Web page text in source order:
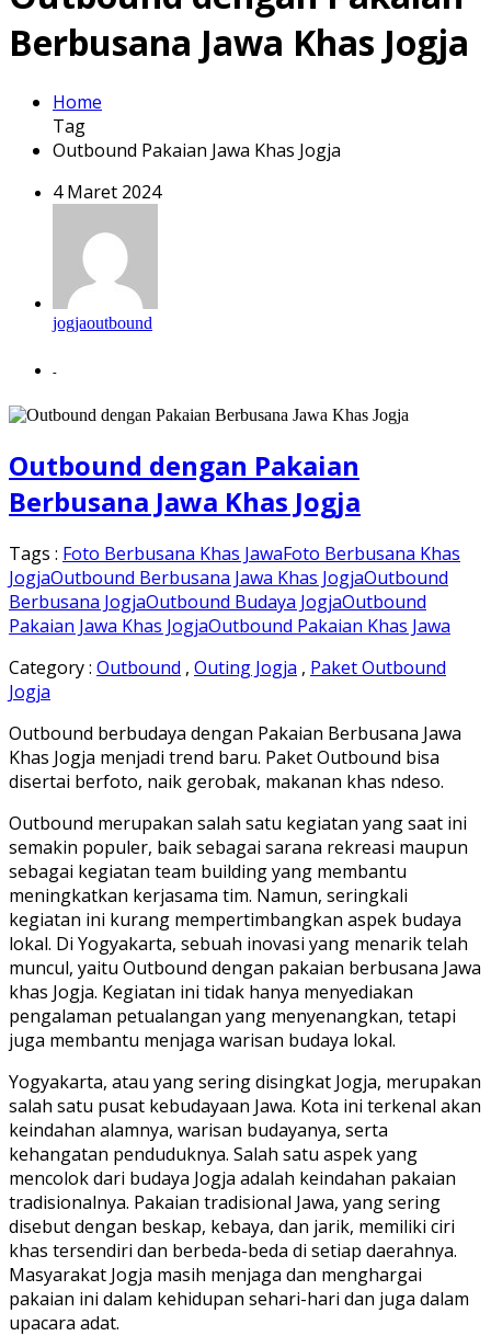
Berbusana Jawa Khas Jogja
Home
Tag
Outbound Pakaian Jawa Khas Jogja
4 Maret 2024
jogjaoutbound
-
Outbound dengan Pakaian
Berbusana Jawa Khas Jogja
Tags : Foto Berbusana Khas JawaFoto Berbusana Khas
JogjaOutbound Berbusana Jawa Khas JogjaOutbound
Berbusana JogjaOutbound Budaya JogjaOutbound
Pakaian Jawa Khas JogjaOutbound Pakaian Khas Jawa
Category : Outbound , Outing Jogja , Paket Outbound
Jogja
Outbound berbudaya dengan Pakaian Berbusana Jawa
Khas Jogja menjadi trend baru. Paket Outbound bisa
disertai berfoto, naik gerobak, makanan khas ndeso.
Outbound merupakan salah satu kegiatan yang saat ini
semakin populer, baik sebagai sarana rekreasi maupun
sebagai kegiatan team building yang membantu
meningkatkan kerjasama tim. Namun, seringkali
kegiatan ini kurang mempertimbangkan aspek budaya
lokal. Di Yogyakarta, sebuah inovasi yang menarik telah
muncul, yaitu Outbound dengan pakaian berbusana Jawa
khas Jogja. Kegiatan ini tidak hanya menyediakan
pengalaman petualangan yang menyenangkan, tetapi
juga membantu menjaga warisan budaya lokal.
Yogyakarta, atau yang sering disingkat Jogja, merupakan
salah satu pusat kebudayaan Jawa. Kota ini terkenal akan
keindahan alamnya, warisan budayanya, serta
kehangatan penduduknya. Salah satu aspek yang
mencolok dari budaya Jogja adalah keindahan pakaian
tradisionalnya. Pakaian tradisional Jawa, yang sering
disebut dengan beskap, kebaya, dan jarik, memiliki ciri
khas tersendiri dan berbeda-beda di setiap daerahnya.
Masyarakat Jogja masih menjaga dan menghargai
pakaian ini dalam kehidupan sehari-hari dan juga dalam
upacara adat.